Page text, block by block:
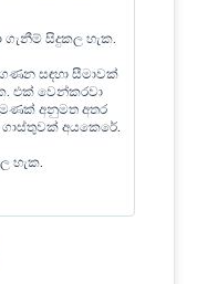
ගැනීම් සිදුකල හැක.
සඳහා සීමාවක්
එක් වෙන්කරවා
අනුමත අතර
අයකෙරේ.
හැක.